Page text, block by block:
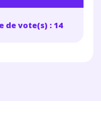
de vote(s) : 14